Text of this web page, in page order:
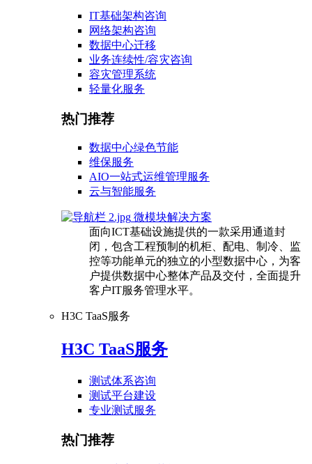
IT基础架构咨询
网络架构咨询
数据中心迁移
业务连续性/容灾咨询
容灾管理系统
轻量化服务
热门推荐
数据中心绿色节能
维保服务
AIO一站式运维管理服务
云与智能服务
微模块解决方案
面向ICT基础设施提供的一款采用通道封
闭，包含工程预制的机柜、配电、制冷、监
控等功能单元的独立的小型数据中心，为客
户提供数据中心整体产品及交付，全面提升
客户IT服务管理水平。
H3C TaaS服务
H3C TaaS服务
测试体系咨询
测试平台建设
专业测试服务
热门推荐